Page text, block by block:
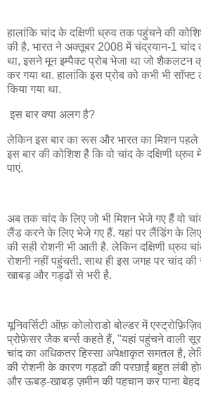
हालांकि चांद के दक्षिणी ध्रुव तक पहुंचने की
की है. भारत ने अक्तूबर 2008 में चंद्रयान-1 चांद
था, इसने मून इम्पैक्ट प्रोब भेजा था जो
कर गया था. हालांकि इस प्रोब को कभी भी सॉफ्ट
किया गया था.
इस बार क्या अलग है?
लेकिन इस बार का रूस और भारत का मिशन पहले
इस बार की कोशिश है कि वो चांद के दक्षिणी
पाएं.
अब तक चांद के लिए जो भी मिशन भेजे गए हैं वो
लैंड करने के लिए भेजे गए हैं. यहां पर लैंडिंग के
की सही रोशनी भी आती है. लेकिन दक्षिणी ध्रुव
रोशनी नहीं पहुंचती. साथ ही इस जगह पर चांद
खाबड़ और गड्ढों से भरी है.
यूनिवर्सिटी ऑफ़ कोलोराडो बोल्डर में
प्रोफ़ेसर जैक बर्न्स कहते हैं, "यहां पहुंचने वाली
चांद का अधिकतर हिस्सा अपेक्षाकृत समतल है,
की रोशनी के कारण गड्ढों की परछाईं बहुत लंबी
और ऊबड़-खाबड़ ज़मीन की पहचान कर पाना